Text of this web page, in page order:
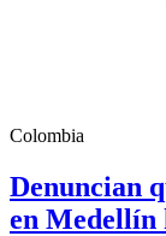
Colombia
Denuncian
en Medellín